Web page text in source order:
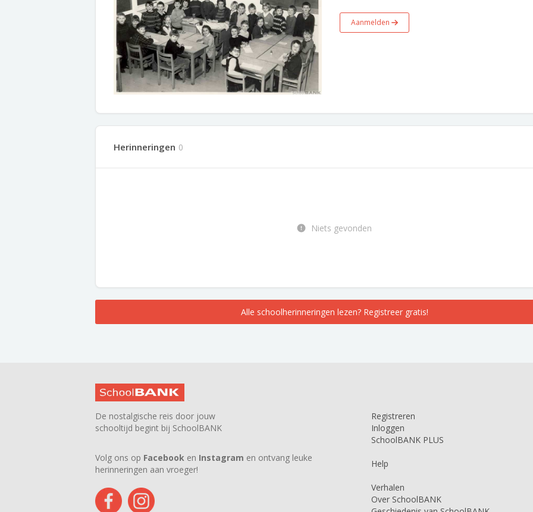
Aanmelden
Herinneringen 0
Niets gevonden
Alle schoolherinneringen lezen? Registreer gratis!
De nostalgische reis door jouw
schooltijd begint bij SchoolBANK
Volg ons op Facebook en Instagram en ontvang leuke
herinneringen aan vroeger!
Registreren
Inloggen
SchoolBANK PLUS
Help
Verhalen
Over SchoolBANK